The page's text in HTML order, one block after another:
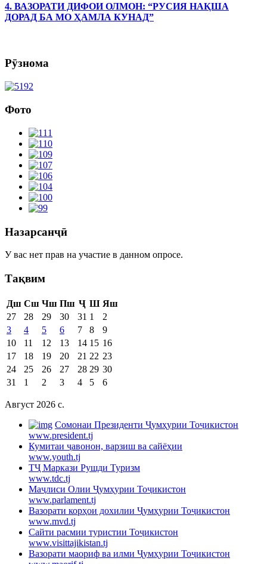
4. ВАЗОРАТИ ДИФОИ ОЛМОН: “РУСИЯ НАҚША
ДОРАД БА МО ҲАМЛА КУНАД”
Рӯзнома
Фото
Назарсанҷӣ
У вас нет прав на участие в данном опросе.
Тақвим
Дш Сш Чш Пш Ҷ Ш Яш
27
28 29 30 31 1
2
3
4 5 6 7 8
9
10
11 12 13 14 15 16
17
18 19 20 21 22 23
24
25 26 27 28 29 30
31
1 2 3 4 5 6
Август 2026 c.
Cомонаи Президенти Ҷумҳурии Тоҷикистон
www.president.tj
Кумитаи ҷавонон, варзиш ва сайёҳии
www.youth.tj
ТҶ Маркази Рушди Туризм
www.tdc.tj
Маҷлиси Олии Ҷумҳурии Тоҷикистон
www.parlament.tj
Вазорати корҳои дохилии Ҷумҳурии Тоҷикистон
www.mvd.tj
Сайти расмии туристии Тоҷикистон
www.visittajikistan.tj
Вазорати маориф ва илми Ҷумҳурии Тоҷикистон